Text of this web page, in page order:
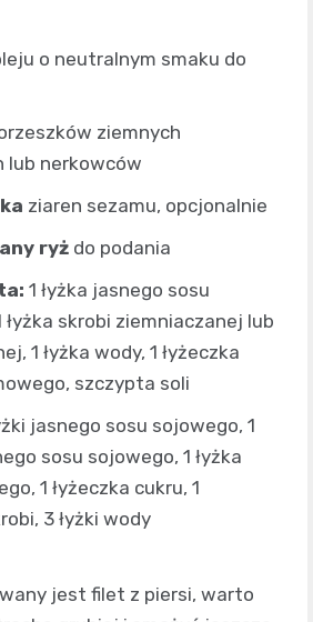
o neutralnym smaku do
ziemnych
lub nerkowców
ziaren sezamu, opcjonalnie
ryż do podania
1 łyżka jasnego sosu
łyżka skrobi ziemniaczanej lub
1 łyżka wody, 1 łyżeczka
szczypta soli
jasnego sosu sojowego, 1
sosu sojowego, 1 łyżka
1 łyżeczka cukru, 1
3 łyżki wody
jest filet z piersi, warto